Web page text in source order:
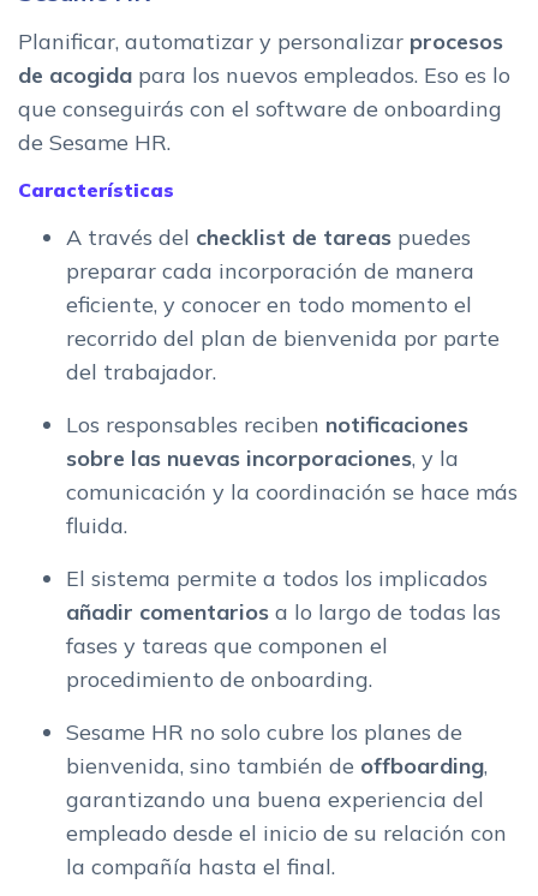
Planificar, automatizar y personalizar procesos
de acogida para los nuevos empleados. Eso es lo
que conseguirás con el software de onboarding
de Sesame HR.
Características
A través del checklist de tareas puedes
preparar cada incorporación de manera
eficiente, y conocer en todo momento el
recorrido del plan de bienvenida por parte
del trabajador.
Los responsables reciben notificaciones
sobre las nuevas incorporaciones, y la
comunicación y la coordinación se hace más
fluida.
El sistema permite a todos los implicados
añadir comentarios a lo largo de todas las
fases y tareas que componen el
procedimiento de onboarding.
Sesame HR no solo cubre los planes de
bienvenida, sino también de offboarding,
garantizando una buena experiencia del
empleado desde el inicio de su relación con
la compañía hasta el final.